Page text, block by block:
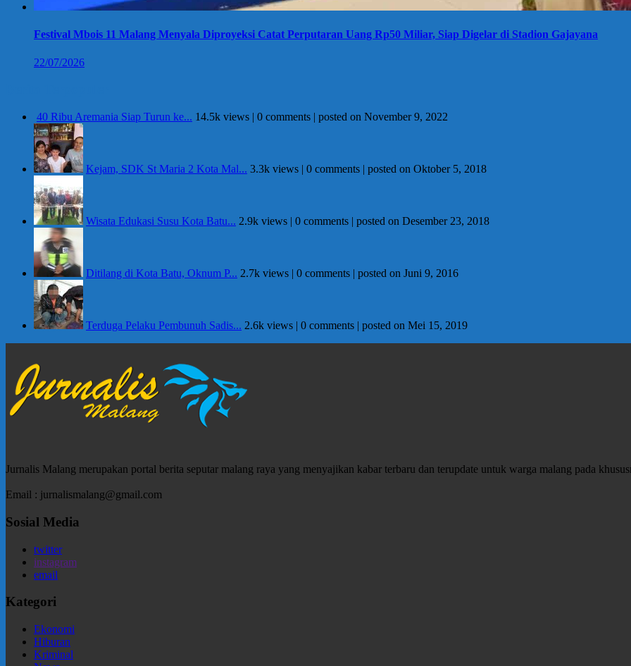
Festival Mbois 11 Malang Menyala Diproyeksi Catat Perputaran Uang Rp50 Miliar, Siap Digelar di Stadion Gajayana
22/07/2026
40 Ribu Aremania Siap Turun ke... 14.5k views | 0 comments | posted on November 9, 2022
Kejam, SDK St Maria 2 Kota Mal... 3.3k views | 0 comments | posted on Oktober 5, 2018
Wisata Edukasi Susu Kota Batu... 2.9k views | 0 comments | posted on Desember 23, 2018
Ditilang di Kota Batu, Oknum P... 2.7k views | 0 comments | posted on Juni 9, 2016
Terduga Pelaku Pembunuh Sadis... 2.6k views | 0 comments | posted on Mei 15, 2019
Jurnalis Malang merupakan portal berita seputar malang raya yang menyajikan kabar terbaru dan terupdate untuk warga malang pada
Email : jurnalismalang@gmail.com
Sosial Media
twitter
instagram
email
Kategori
Ekonomi
Hiburan
Kriminal